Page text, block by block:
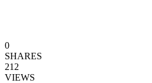
0
SHARES
212
VIEWS